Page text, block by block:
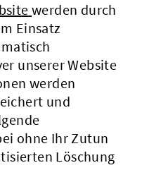
werden durch
Einsatz
unserer Website
werden
und
ohne Ihr Zutun
Löschung